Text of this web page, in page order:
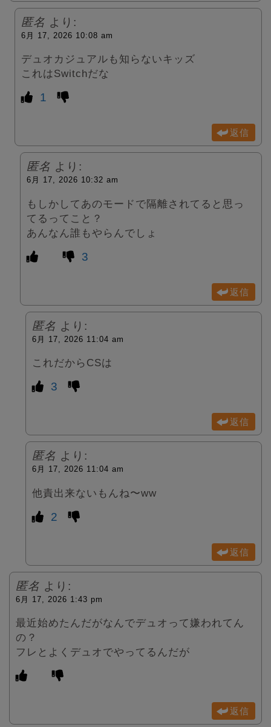
匿名 より:
6月 17, 2026 10:08 am
デュオカジュアルも知らないキッズ
これはSwitchだな
1
返信
匿名 より:
6月 17, 2026 10:32 am
もしかしてあのモードで隔離されてると思っ
てるってこと？
あんなん誰もやらんでしょ
3
返信
匿名 より:
6月 17, 2026 11:04 am
これだからCSは
3
返信
匿名 より:
6月 17, 2026 11:04 am
他責出来ないもんね〜ww
2
返信
匿名 より:
6月 17, 2026 1:43 pm
最近始めたんだがなんでデュオって嫌われてん
の？
フレとよくデュオでやってるんだが
返信